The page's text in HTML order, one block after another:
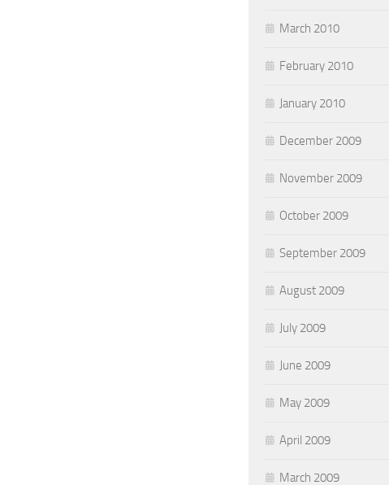
March 2010
February 2010
January 2010
December 2009
November 2009
October 2009
September 2009
August 2009
July 2009
June 2009
May 2009
April 2009
March 2009